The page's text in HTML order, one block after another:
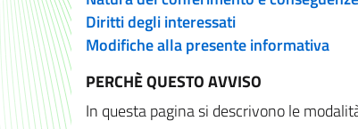
Diritti degli interessati
Modifiche alla presente informativa
PERCHÈ QUESTO AVVISO
In questa pagina si descrivono le